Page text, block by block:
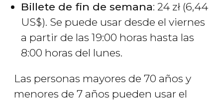
Billete de fin de semana: 24 zł (6,44
US$). Se puede usar desde el viernes
a partir de las 19:00 horas hasta las
8:00 horas del lunes.
Las personas mayores de 70 años y
menores de 7 años pueden usar el